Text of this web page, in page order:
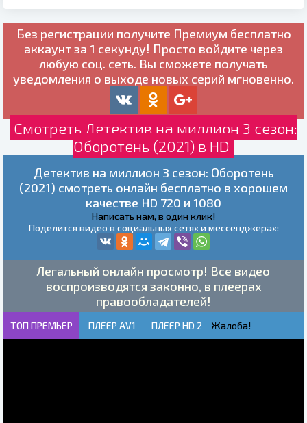
Без регистрации получите Премиум бесплатно
аккаунт за 1 секунду! Просто войдите через
любую соц. сеть. Вы сможете получать
уведомления о выходе новых серий мгновенно.
Смотреть Детектив на миллион 3 сезон:
Оборотень (2021) в HD
Детектив на миллион 3 сезон: Оборотень
(2021) смотреть онлайн бесплатно в хорошем
качестве HD 720 и 1080
Написать нам, в один клик!
Поделится видео в социальных сетях и мессенджерах:
Легальный онлайн просмотр! Все видео
воспроизводятся законно, в плеерах
правообладателей!
ТОП ПРЕМЬЕР ПЛЕЕР AV1 ПЛЕЕР HD 2 Жалоба!